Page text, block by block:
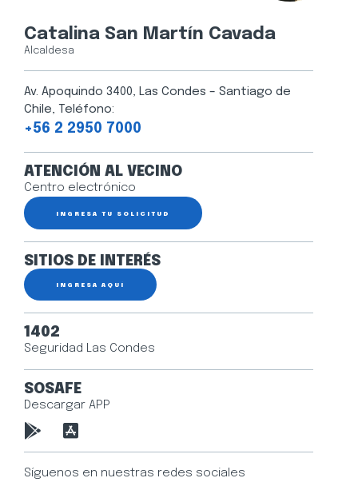
Catalina San Martín Cavada
Alcaldesa
Av. Apoquindo 3400, Las Condes – Santiago de
Chile, Teléfono:
+56 2 2950 7000
ATENCIÓN AL VECINO
Centro electrónico
INGRESA TU SOLICITUD
SITIOS DE INTERÉS
INGRESA AQUÍ
1402
Seguridad Las Condes
SOSAFE
Descargar APP
Síguenos en nuestras redes sociales